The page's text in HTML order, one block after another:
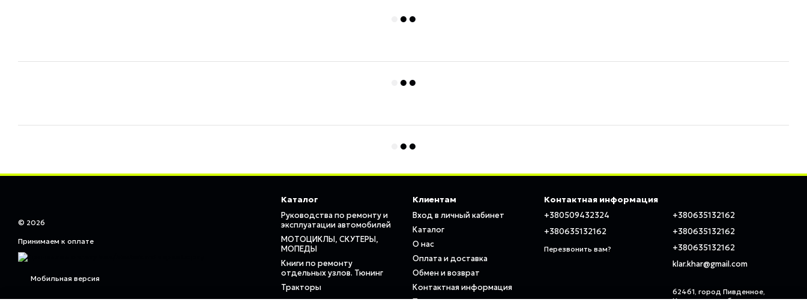
© 2026
Принимаем к оплате
Мобильная версия
Каталог
Руководства по ремонту и
эксплуатации автомобилей
МОТОЦИКЛЫ, СКУТЕРЫ,
МОПЕДЫ
Книги по ремонту
отдельных узлов. Тюнинг
Тракторы
Клиентам
Вход в личный кабинет
Каталог
О нас
Оплата и доставка
Обмен и возврат
Контактная информация
Контактная информация
+380509432324
+380635132162
Перезвонить вам?
+380635132162
+380635132162
+380635132162
klar.khar@gmail.com
62461, город Пивденное,